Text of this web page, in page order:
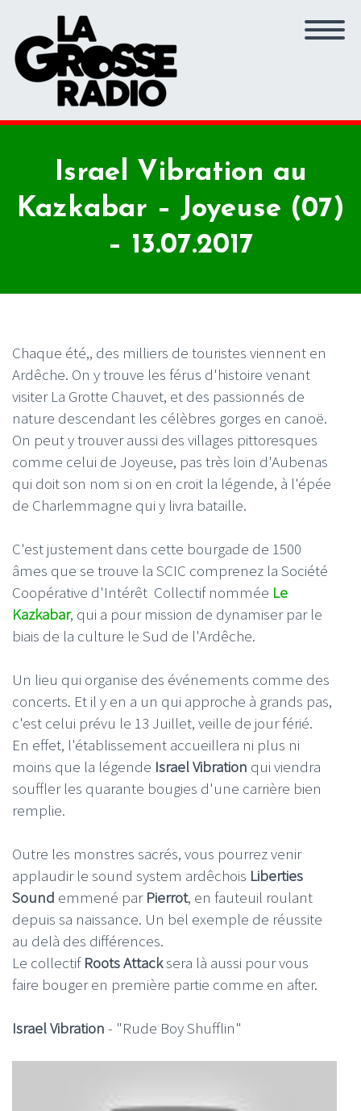
Israel Vibration au
Kazkabar – Joyeuse (07)
– 13.07.2017
Chaque été,, des milliers de touristes viennent en
Ardêche. On y trouve les férus d'histoire venant
visiter La Grotte Chauvet, et des passionnés de
nature descendant les célèbres gorges en canoë.
On peut y trouver aussi des villages pittoresques
comme celui de Joyeuse, pas très loin d'Aubenas
qui doit son nom si on en croit la légende, à l'épée
de Charlemmagne qui y livra bataille.
C'est justement dans cette bourgade de 1500
âmes que se trouve la SCIC comprenez la Société
Coopérative d'Intérêt Collectif nommée Le
Kazkabar, qui a pour mission de dynamiser par le
biais de la culture le Sud de l'Ardêche.
Un lieu qui organise des événements comme des
concerts. Et il y en a un qui approche à grands pas,
c'est celui prévu le 13 Juillet, veille de jour férié.
En effet, l'établissement accueillera ni plus ni
moins que la légende Israel Vibration qui viendra
souffler les quarante bougies d'une carrière bien
remplie.
Outre les monstres sacrés, vous pourrez venir
applaudir le sound system ardêchois Liberties
Sound emmené par Pierrot, en fauteuil roulant
depuis sa naissance. Un bel exemple de réussite
au delà des différences.
Le collectif Roots Attacksera là aussi pour vous
faire bouger en première partie comme en after.
Israel Vibration - "Rude Boy Shufflin"